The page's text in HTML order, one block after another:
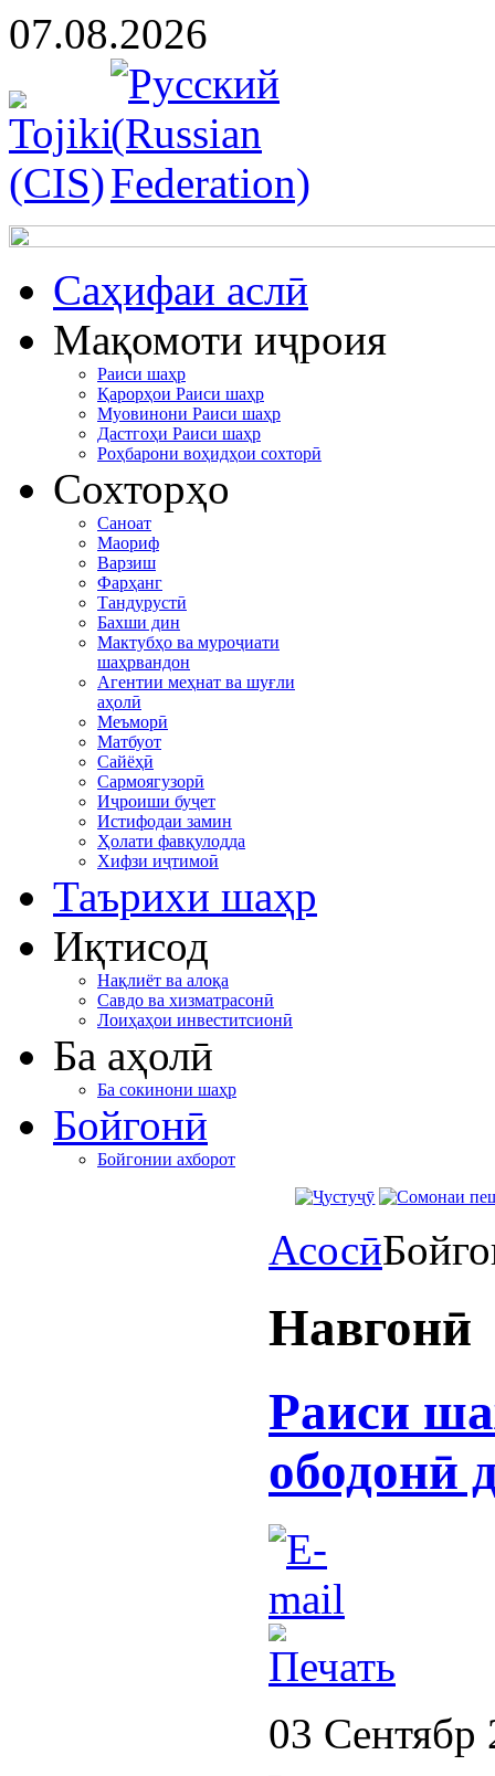
07.08.2026
Cаҳифаи аслӣ
Мақомоти иҷроия
Раиси шаҳр
Қарорҳои Раиси шаҳр
Муовинони Раиси шаҳр
Дастгоҳи Раиси шаҳр
Роҳбарони воҳидҳои сохторӣ
Сохторҳо
Саноат
Маориф
Варзиш
Фарҳанг
Тандурустӣ
Бахши дин
Мактубҳо ва муроҷиати
шаҳрвандон
Агентии меҳнат ва шуғли
аҳолӣ
Меъморӣ
Матбуот
Сайёҳӣ
Сармоягузорӣ
Иҷроиши буҷет
Истифодаи замин
Ҳолати фавқулодда
Хифзи иҷтимоӣ
Таърихи шаҳр
Иқтисод
Нақлиёт ва алоқа
Савдо ва хизматрасонӣ
Лоиҳаҳои инвеститсионӣ
Ба аҳолӣ
Ба сокинони шаҳр
Бойгонӣ
Бойгонии ахборот
Асосӣ
Навгонӣ
Раиси
ободонӣ
03 Сентябр